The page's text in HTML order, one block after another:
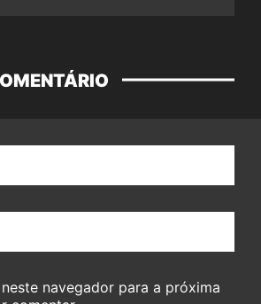
navegador para a próxima